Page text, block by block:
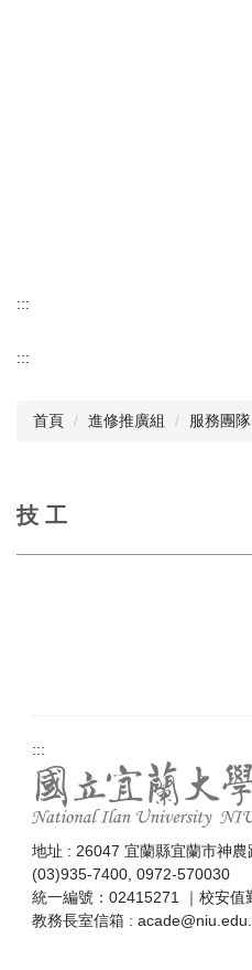
:::
:::
首頁 進修推廣組 服務團隊
技 工
:::
地址 : 26047 宜蘭縣宜蘭市神農
(03)935-7400, 0972-570030
統一編號：02415271 ｜校安
教務長室信箱 :